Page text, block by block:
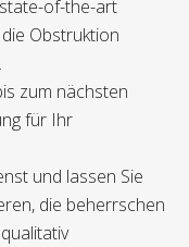
of-the-art
Obstruktion
zum nächsten
für Ihr
und lassen Sie
die beherrschen